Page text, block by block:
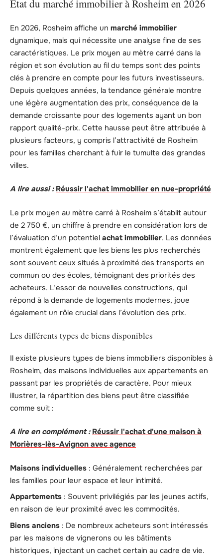
État du marché immobilier à Rosheim en 2026
En 2026, Rosheim affiche un marché immobilier
dynamique, mais qui nécessite une analyse fine de ses
caractéristiques. Le prix moyen au mètre carré dans la
région et son évolution au fil du temps sont des points
clés à prendre en compte pour les futurs investisseurs.
Depuis quelques années, la tendance générale montre
une légère augmentation des prix, conséquence de la
demande croissante pour des logements ayant un bon
rapport qualité-prix. Cette hausse peut être attribuée à
plusieurs facteurs, y compris l’attractivité de Rosheim
pour les familles cherchant à fuir le tumulte des grandes
villes.
A lire aussi : Réussir l'achat immobilier en nue-propriété
Le prix moyen au mètre carré à Rosheim s’établit autour
de 2 750 €, un chiffre à prendre en considération lors de
l’évaluation d’un potentiel achat immobilier. Les données
montrent également que les biens les plus recherchés
sont souvent ceux situés à proximité des transports en
commun ou des écoles, témoignant des priorités des
acheteurs. L’essor de nouvelles constructions, qui
répond à la demande de logements modernes, joue
également un rôle crucial dans l’évolution des prix.
Les différents types de biens disponibles
Il existe plusieurs types de biens immobiliers disponibles à
Rosheim, des maisons individuelles aux appartements en
passant par les propriétés de caractère. Pour mieux
illustrer, la répartition des biens peut être classifiée
comme suit :
A lire en complément : Réussir l'achat d'une maison à
Morières-lès-Avignon avec agence
Maisons individuelles : Généralement recherchées par
les familles pour leur espace et leur intimité.
Appartements : Souvent privilégiés par les jeunes actifs,
en raison de leur proximité avec les commodités.
Biens anciens : De nombreux acheteurs sont intéressés
par les maisons de vignerons ou les bâtiments
historiques, injectant un cachet certain au cadre de vie.